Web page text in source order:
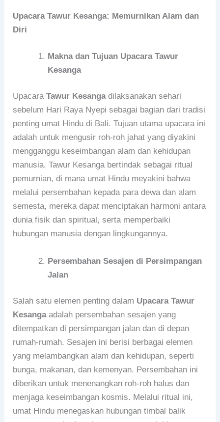
Upacara Tawur Kesanga: Memurnikan Alam dan
Diri
Makna dan Tujuan Upacara Tawur
Kesanga
UpacaraTawur Kesangadilaksanakan sehari
sebelum Hari Raya Nyepi sebagai bagian dari tradisi
penting umat Hindu di Bali. Tujuan utama upacara ini
adalah untuk mengusir roh-roh jahat yang diyakini
mengganggu keseimbangan alam dan kehidupan
manusia. Tawur Kesanga bertindak sebagai ritual
pemurnian, di mana umat Hindu meyakini bahwa
melalui persembahan kepada para dewa dan alam
semesta, mereka dapat menciptakan harmoni antara
dunia fisik dan spiritual, serta memperbaiki
hubungan manusia dengan lingkungannya.
Persembahan Sesajen di Persimpangan
Jalan
Salah satu elemen penting dalam Upacara Tawur
Kesangaadalah persembahan sesajen yang
ditempatkan di persimpangan jalan dan di depan
rumah-rumah. Sesajen ini berisi berbagai elemen
yang melambangkan alam dan kehidupan, seperti
bunga, makanan, dan kemenyan. Persembahan ini
diberikan untuk menenangkan roh-roh halus dan
menjaga keseimbangan kosmis. Melalui ritual ini,
umat Hindu menegaskan hubungan timbal balik